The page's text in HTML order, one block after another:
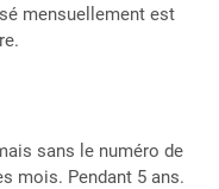
mensuellement est
sans le numéro de
mois. Pendant 5 ans.